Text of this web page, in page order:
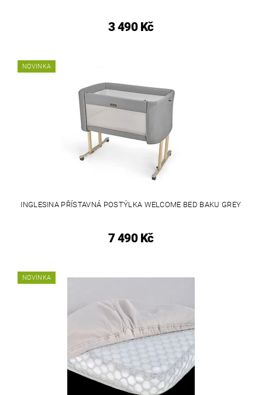
3 490 Kč
NOVINKA
INGLESINA PŘÍSTAVNÁ POSTÝLKA WELCOME BED BAKU GREY
7 490 Kč
NOVINKA